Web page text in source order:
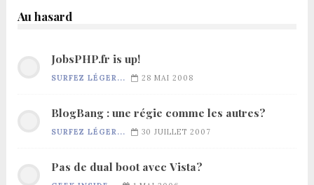
Au hasard
JobsPHP.fr is up!
SURFEZ LÉGER... 28 MAI 2008
BlogBang : une régie comme les autres?
SURFEZ LÉGER... 30 JUILLET 2007
Pas de dual boot avec Vista?